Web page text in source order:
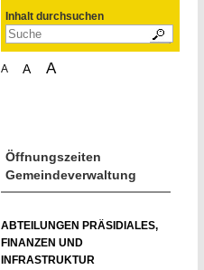
Inhalt durchsuchen
A A A
Öffnungszeiten
Gemeindeverwaltung
ABTEILUNGEN PRÄSIDIALES,
FINANZEN UND
INFRASTRUKTUR